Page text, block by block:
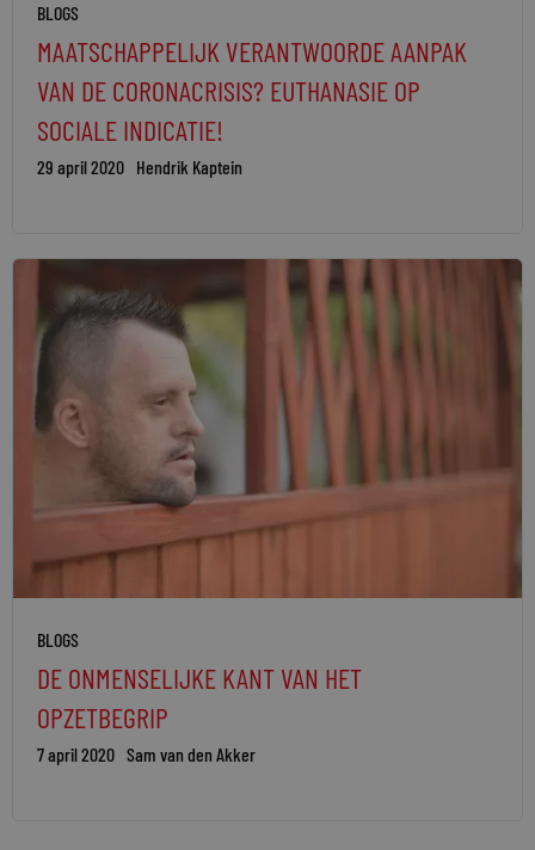
BLOGS
MAATSCHAPPELIJK VERANTWOORDE AANPAK
VAN DE CORONACRISIS? EUTHANASIE OP
SOCIALE INDICATIE!
29 april 2020 Hendrik Kaptein
BLOGS
DE ONMENSELIJKE KANT VAN HET
OPZETBEGRIP
7 april 2020 Sam van den Akker